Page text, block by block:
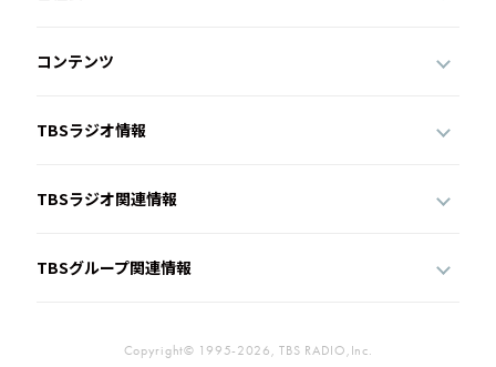
コンテンツ
TBSラジオ情報
TBSラジオ関連情報
TBSグループ関連情報
Copyright© 1995-2026, TBS RADIO,Inc.